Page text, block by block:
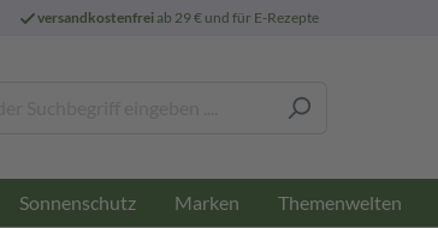
versandkostenfreiab 29 € und für E-Rezepte
Sonnenschutz Marken Themenwelten